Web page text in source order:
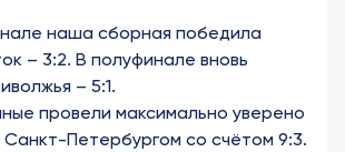
наша сборная победила
– 3:2. В полуфинале вновь
– 5:1.
провели максимально уверено
Петербургом со счётом 9:3.